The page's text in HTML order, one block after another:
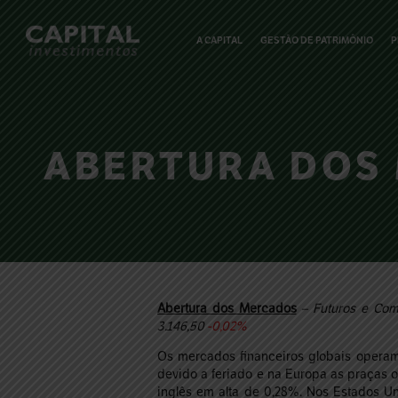
A CAPITAL GESTÃO DE PATRIMÔNIO
ABERTURA
Abertura dos Mercados– Futuros e
3.146,50-0,02%
Os mercados financeiros globais
devido a feriado e na Europa as praças
inglês em alta de 0,28%. Nos Estados